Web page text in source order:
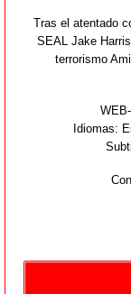
Tras el atentado
SEAL Jake
terrorismo
Idiomas: